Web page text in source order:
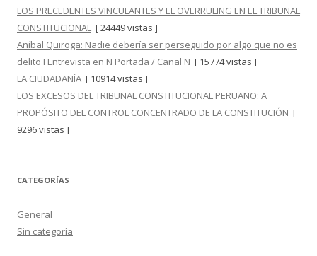
LOS PRECEDENTES VINCULANTES Y EL OVERRULING EN EL TRIBUNAL
CONSTITUCIONAL [ 24449 vistas ]
Aníbal Quiroga: Nadie debería ser perseguido por algo que no es
delito I Entrevista en N Portada / Canal N [ 15774 vistas ]
LA CIUDADANÍA [ 10914 vistas ]
LOS EXCESOS DEL TRIBUNAL CONSTITUCIONAL PERUANO: A
PROPÓSITO DEL CONTROL CONCENTRADO DE LA CONSTITUCIÓN [
9296 vistas ]
CATEGORÍAS
General
Sin categoría